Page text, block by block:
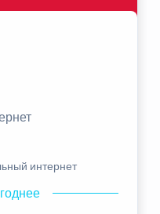
интернет